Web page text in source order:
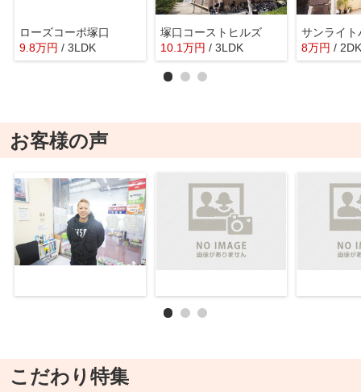
ローズコーポ塚口
9.8万円 / 3LDK
塚口コーストヒルズ
10.1万円 / 3LDK
サンライト
8万円 / 2DK
お客様の声
こだわり特集